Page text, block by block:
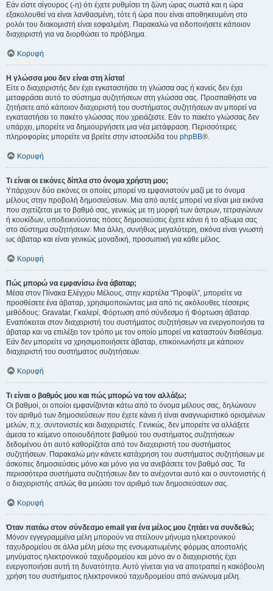
Εάν είστε σίγουρος (-η) ότι έχετε ρυθμίσει τη ζώνη ώρας σωστά και η ώρα
εξακολουθεί να είναι λανθασμένη, τότε ή ώρα που είναι αποθηκευμένη στο
ρολόι του διακομιστή είναι εσφαλμένη. Παρακαλώ να ειδοποιήσετε κάποιον
διαχειριστή για να διορθώσει το πρόβλημα.
Κορυφή
Η γλώσσα μου δεν είναι στη λίστα!
Είτε ο διαχειριστής δεν έχει εγκαταστήσει τη γλώσσα σας ή κανείς δεν έχει
μεταφράσει αυτό το σύστημα συζητήσεων στη γλώσσα σας. Προσπαθήστε να
ζητήσετε από κάποιον διαχειριστή του συστήματος συζητήσεων αν μπορεί να
εγκαταστήσει το πακέτο γλώσσας που χρειάζεστε. Εάν το πακέτο γλώσσας δεν
υπάρχει, μπορείτε να δημιουργήσετε μια νέα μετάφραση. Περισσότερες
πληροφορίες μπορείτε να βρείτε στην ιστοσελίδα του phpBB®.
Κορυφή
Τι είναι οι εικόνες δίπλα στο όνομα χρήστη μου;
Υπάρχουν δύο εικόνες οι οποίες μπορεί να εμφανιστούν μαζί με το όνομα
μέλους στην προβολή δημοσιεύσεων. Μια από αυτές μπορεί να είναι μια εικόνα
που σχετίζεται με το βαθμό σας, γενικώς με τη μορφή των άστρων, τετραγώνων
ή κουκίδων, υποδεικνύοντας πόσες δημοσιεύσεις έχετε κάνει ή το αξίωμα σας
στο σύστημα συζητήσεων. Μια άλλη, συνήθως μεγαλύτερη, εικόνα είναι γνωστή
ως άβαταρ και είναι γενικώς μοναδική, προσωπική για κάθε μέλος.
Κορυφή
Πώς μπορώ να εμφανίσω ένα άβαταρ;
Μέσα στον Πίνακα Ελέγχου Μέλους, στην καρτέλα “Προφίλ”, μπορείτε να
προσθέσετε ένα άβαταρ, χρησιμοποιώντας μια από τις ακόλουθες τέσσερις
μεθόδους: Gravatar, Γκαλερί, Φόρτωση από σύνδεσμο ή Φόρτωση άβαταρ.
Εναπόκειται στον διαχειριστή του συστήματος συζητήσεων να ενεργοποιήσει τα
άβαταρ και να επιλέξει τον τρόπο με τον οποίο μπορεί να καταστούν διαθέσιμα.
Εάν δεν μπορείτε να χρησιμοποιήσετε άβαταρ, επικοινωνήστε με κάποιον
διαχειριστή του συστήματος συζητήσεων.
Κορυφή
Τι είναι ο βαθμός μου και πώς μπορώ να τον αλλάξω;
Οι βαθμοί, οι οποίοι εμφανίζονται κάτω από το όνομα μέλους σας, δηλώνουν
τον αριθμό των δημοσιεύσεων που έχετε κάνει ή είναι αναγνωριστικό ορισμένων
μελών, π.χ. συντονιστές και διαχειριστές. Γενικώς, δεν μπορείτε να αλλάξετε
άμεσα το κείμενο οποιουδήποτε βαθμού του συστήματος συζητήσεων
δεδομένου ότι αυτό καθορίζεται από τον διαχειριστή του συστήματος
συζητήσεων. Παρακαλώ μην κάνετε κατάχρηση του συστήματος συζητήσεων με
άσκοπες δημοσιεύσεις μόνο και μόνο για να ανεβάσετε τον βαθμό σας. Τα
περισσότερα συστήματα συζητήσεων δεν το ανέχονται αυτό και ο συντονιστής ή
ο διαχειριστής απλώς θα μειώσει τον αριθμό των δημοσιεύσεων σας.
Κορυφή
Όταν πατάω στον σύνδεσμο email για ένα μέλος μου ζητάει να συνδεθώ;
Μόνον εγγεγραμμένα μέλη μπορούν να στείλουν μήνυμα ηλεκτρονικού
ταχυδρομείου σε άλλα μέλη μέσω της ενσωματωμένης φόρμας αποστολής
μηνύματος ηλεκτρονικού ταχυδρομείου και μόνο αν ο διαχειριστής έχει
ενεργοποιήσει αυτή τη δυνατότητα. Αυτό γίνεται για να αποτραπεί η κακόβουλη
χρήση του συστήματος ηλεκτρονικού ταχυδρομείου από ανώνυμα μέλη.